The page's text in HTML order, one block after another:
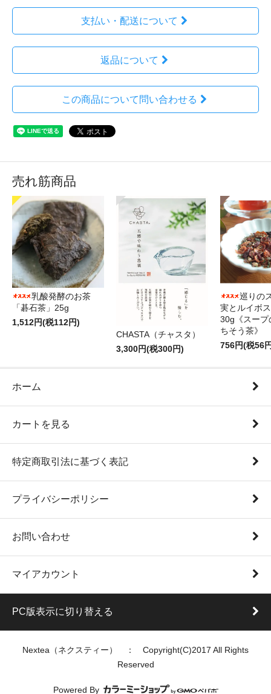
支払い・配送について
返品について
この商品について問い合わせる
売れ筋商品
乳酸発酵のお茶
「碁石茶」25g
1,512円(税112円)
CHASTA（チャスタ）
3,300円(税300円)
巡りの
実とルイボ
30g《スープ
ちそう茶》
756円(税56
ホーム
カートを見る
特定商取引法に基づく表記
プライバシーポリシー
お問い合わせ
マイアカウント
PC版表示に切り替える
Nextea（ネクスティー） ： Copyright(C)2017 All Rights
Reserved
Powered By